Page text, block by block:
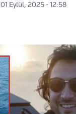
01 Eylül, 2025 - 12:58